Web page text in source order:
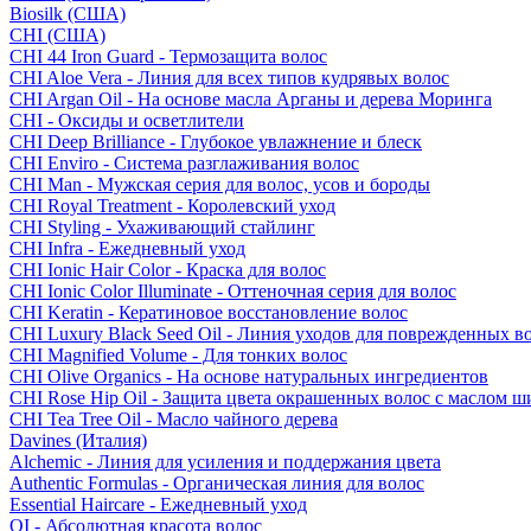
Biosilk (США)
CHI (США)
CHI 44 Iron Guard - Термозащита волос
CHI Aloe Vera - Линия для всех типов кудрявых волос
CHI Argan Oil - На основе масла Арганы и дерева Моринга
CHI - Оксиды и осветлители
CHI Deep Brilliance - Глубокое увлажнение и блеск
CHI Enviro - Система разглаживания волос
CHI Man - Мужская серия для волос, усов и бороды
CHI Royal Treatment - Королевский уход
CHI Styling - Ухаживающий стайлинг
CHI Infra - Ежедневный уход
CHI Ionic Hair Color - Краска для волос
CHI Ionic Color Illuminate - Оттеночная серия для волос
CHI Keratin - Кератиновое восстановление волос
CHI Luxury Black Seed Oil - Линия уходов для поврежденных
CHI Magnified Volume - Для тонких волос
CHI Olive Organics - На основе натуральных ингредиентов
CHI Rose Hip Oil - Защита цвета окрашенных волос с маслом
CHI Tea Tree Oil - Масло чайного дерева
Davines (Италия)
Alchemic - Линия для усиления и поддержания цвета
Authentic Formulas - Органическая линия для волос
Essential Haircare - Eжедневный уход
OI - Абсолютная красота волос